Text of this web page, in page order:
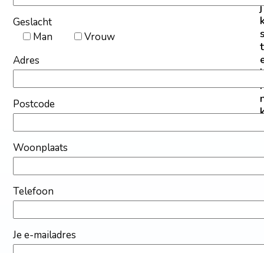
Geslacht
Man
Vrouw
Adres
Postcode
Woonplaats
Telefoon
Je e-mailadres
j
t
l
i